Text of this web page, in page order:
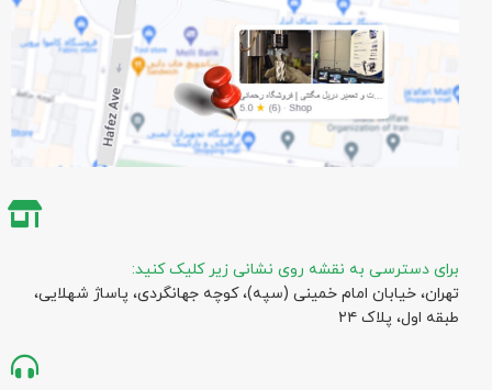
برای دسترسی به نقشه روی نشانی زیر کلیک کنید:
تهران، خیابان امام خمینی (سپه)، کوچه جهانگردی،‌ پاساژ شهلایی،
طبقه اول، پلاک ۲۴